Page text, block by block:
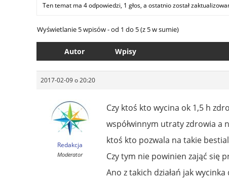
Ten temat ma 4 odpowiedzi, 1 głos, a ostatnio został
Wyświetlanie 5 wpisów - od 1 do 5 (z 5 w sumie)
Autor Wpisy
2017-02-09 o 20:20
Redakcja
Moderator
Czy ktoś kto wycina ok 1,5 h
współwinnym utraty zdrowia a
ktoś kto pozwala na takie
Czy tym nie powinien zająć się
Ano z takich działań jak